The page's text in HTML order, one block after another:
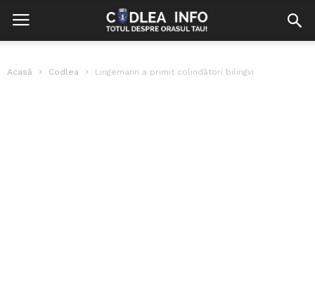
Acasă Codlea Lingemann a primit colindători bilingvi